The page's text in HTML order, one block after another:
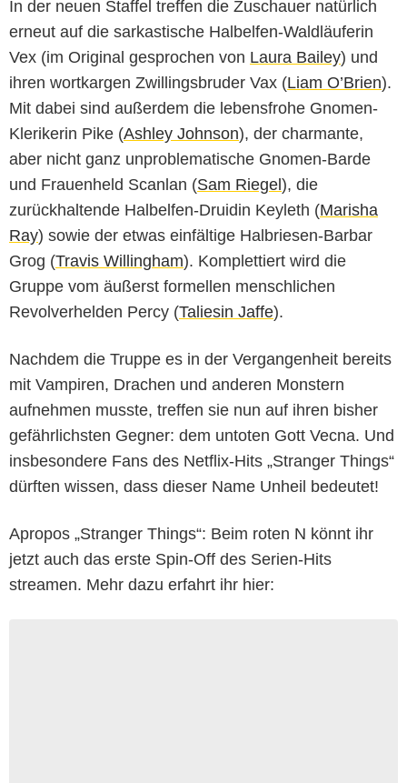
In der neuen Staffel treffen die Zuschauer natürlich
erneut auf die sarkastische Halbelfen-Waldläuferin
Vex (im Original gesprochen von Laura Bailey) und
ihren wortkargen Zwillingsbruder Vax (Liam O’Brien).
Mit dabei sind außerdem die lebensfrohe Gnomen-
Klerikerin Pike (Ashley Johnson), der charmante,
aber nicht ganz unproblematische Gnomen-Barde
und Frauenheld Scanlan (Sam Riegel), die
zurückhaltende Halbelfen-Druidin Keyleth (Marisha
Ray) sowie der etwas einfältige Halbriesen-Barbar
Grog (Travis Willingham). Komplettiert wird die
Gruppe vom äußerst formellen menschlichen
Revolverhelden Percy (Taliesin Jaffe).
Nachdem die Truppe es in der Vergangenheit bereits
mit Vampiren, Drachen und anderen Monstern
aufnehmen musste, treffen sie nun auf ihren bisher
gefährlichsten Gegner: dem untoten Gott Vecna. Und
insbesondere Fans des Netflix-Hits „Stranger Things“
dürften wissen, dass dieser Name Unheil bedeutet!
Apropos „Stranger Things“: Beim roten N könnt ihr
jetzt auch das erste Spin-Off des Serien-Hits
streamen. Mehr dazu erfahrt ihr hier: